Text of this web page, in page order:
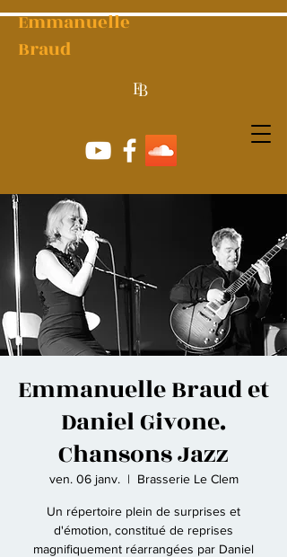
EB
Emmanuelle
Braud
Emmanuelle Braud et
Daniel Givone.
Chansons Jazz
ven. 06 janv.
  |
Brasserie Le Clem
Un répertoire plein de surprises et
d'émotion, constitué de reprises
magnifiquement réarrangées par Daniel